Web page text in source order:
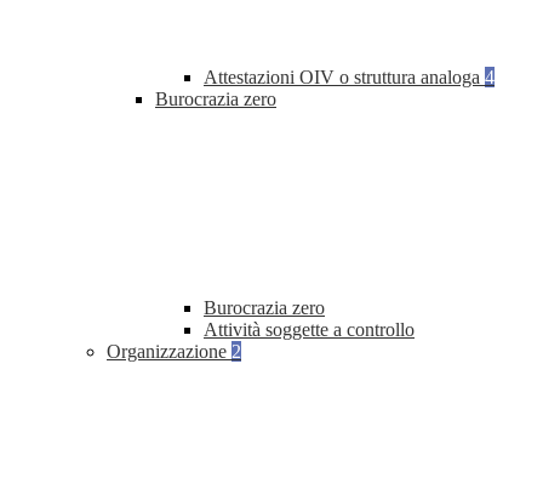
Attestazioni OIV o struttura analoga 4
Burocrazia zero
Burocrazia zero
Attività soggette a controllo
Organizzazione 2